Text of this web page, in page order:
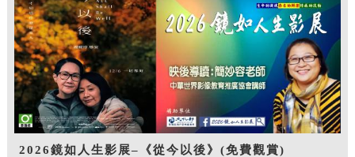
2026鏡如人生影展–《從今以後》(免費觀賞)